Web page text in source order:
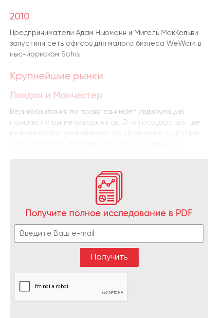
2010
Предприниматели Адам Ньюманн и Мигель МакКельви
запустили сеть офисов для малого бизнеса WeWork в
нью-йоркском Soho.
Крупнейшие рынки
Лондон и Манчестер
Великобритания по праву занимает лидирующую
позицию на рынке коворкингов. Это государство, где
их количество превалирует, по сравнению с другими
Получите полное исследование в PDF